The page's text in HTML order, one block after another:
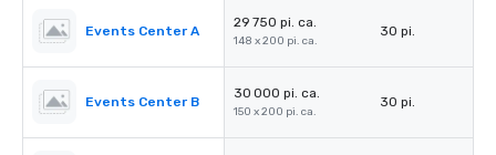
Events Center A
29 750 pi. ca.
148 x 200 pi. ca.
30 pi.
Events Center B
30 000 pi. ca.
150 x 200 pi. ca.
30 pi.